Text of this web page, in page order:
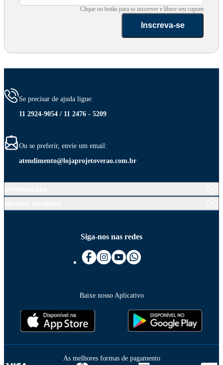
Clique no botão para se inscrever e libere seu cupom
Inscreva-se
Se precisar de ajuda ligue:
11 2924-9054 / 11 2476 - 5209
Ou se preferir, envie um email:
atendimento@lojaprojetoverao.com.br
Siga-nos nas redes
Baixe nosso Aplicativo
As melhores formas de pagamento